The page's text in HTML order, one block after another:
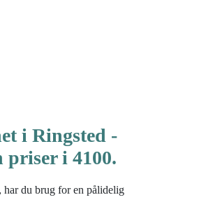
i Ringsted -
priser i 4100.
du brug for en pålidelig